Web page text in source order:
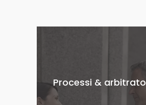
Processi & arbitrato